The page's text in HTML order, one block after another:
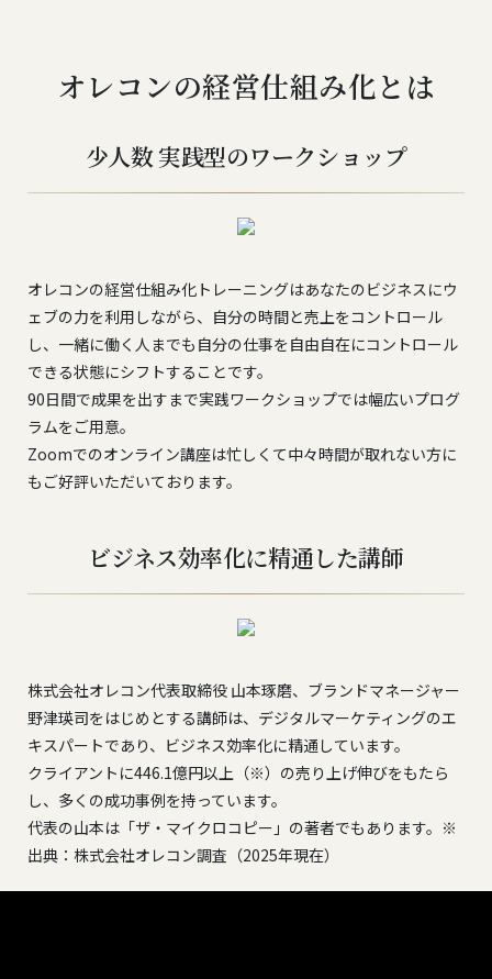
オレコンの経営仕組み化とは
少人数 実践型のワークショップ
オレコンの経営仕組み化トレーニングはあなたのビジネスにウ
ェブの力を利用しながら、自分の時間と売上をコントロール
し、一緒に働く人までも自分の仕事を自由自在にコントロール
できる状態にシフトすることです。
90日間で成果を出すまで実践ワークショップでは幅広いプログ
ラムをご用意。
Zoomでのオンライン講座は忙しくて中々時間が取れない方に
もご好評いただいております。
ビジネス効率化に精通した講師
株式会社オレコン代表取締役 山本琢磨、ブランドマネージャー
野津瑛司をはじめとする講師は、デジタルマーケティングのエ
キスパートであり、ビジネス効率化に精通しています。
クライアントに446.1億円以上（※）の売り上げ伸びをもたら
し、多くの成功事例を持っています。
代表の山本は「ザ・マイクロコピー」の著者でもあります。※
出典：株式会社オレコン調査（2025年現在）